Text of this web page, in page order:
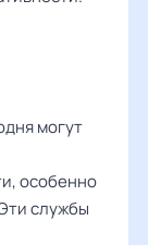
могут
особенно
службы